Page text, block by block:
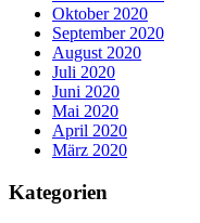
Oktober 2020
September 2020
August 2020
Juli 2020
Juni 2020
Mai 2020
April 2020
März 2020
Kategorien